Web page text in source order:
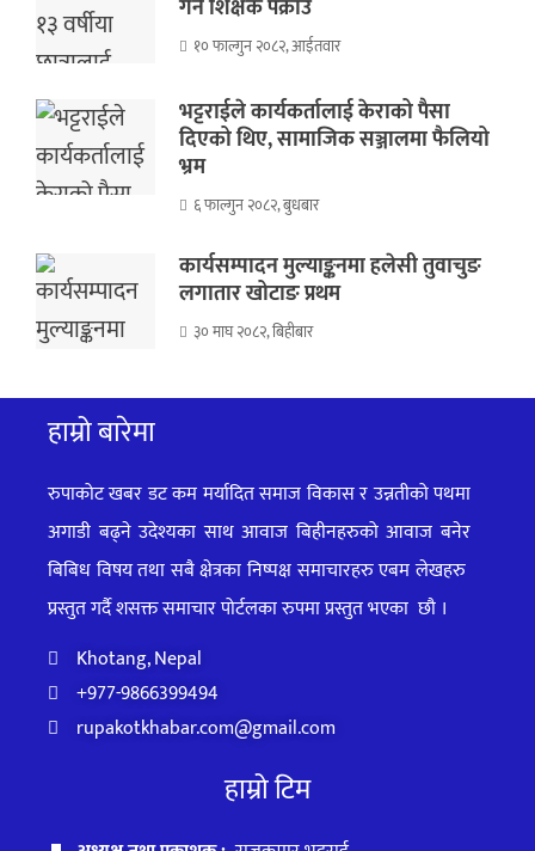
गर्ने शिक्षक पक्राउ
१० फाल्गुन २०८२, आईतवार
भट्टराईले कार्यकर्तालाई केराको पैसा
दिएको थिए, सामाजिक सञ्जालमा फैलियो
भ्रम
६ फाल्गुन २०८२, बुधबार
कार्यसम्पादन मुल्याङ्कनमा हलेसी तुवाचुङ
लगातार खोटाङ प्रथम
३० माघ २०८२, बिहीबार
हाम्रो बारेमा
रुपाकोट खबर डट कम मर्यादित समाज विकास र उन्नतीको पथमा
अगाडी बढ्ने उदेश्यका साथ आवाज बिहीनहरुको आवाज बनेर
बिबिध विषय तथा सबै क्षेत्रका निष्पक्ष समाचारहरु एबम लेखहरु
प्रस्तुत गर्दै शसक्त समाचार पोर्टलका रुपमा प्रस्तुतभएका छौ ।
Khotang, Nepal
+977-9866399494
rupakotkhabar.com@gmail.com
हाम्रो टिम